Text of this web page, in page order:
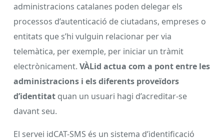
administracions catalanes poden delegar els
processos d’autenticació de ciutadans, empreses o
entitats que s’hi vulguin relacionar per via
telemàtica, per exemple, per iniciar un tràmit
electrònicament. VÀLid actua com a pont entre les
administracions i els diferents proveïdors
d’identitat quan un usuari hagi d’acreditar-se
davant seu.
El servei idCAT-SMS és un sistema d’identificació